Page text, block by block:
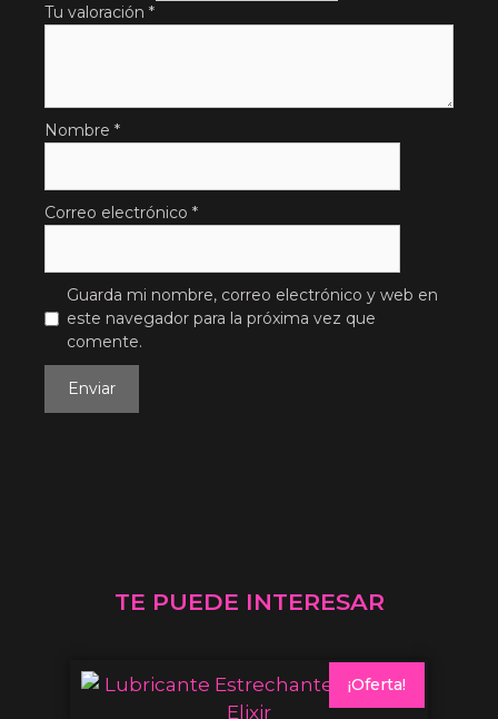
Tu valoración *
Nombre *
Correo electrónico *
Guarda mi nombre, correo electrónico y web en
este navegador para la próxima vez que
comente.
TE PUEDE INTERESAR
¡Oferta!